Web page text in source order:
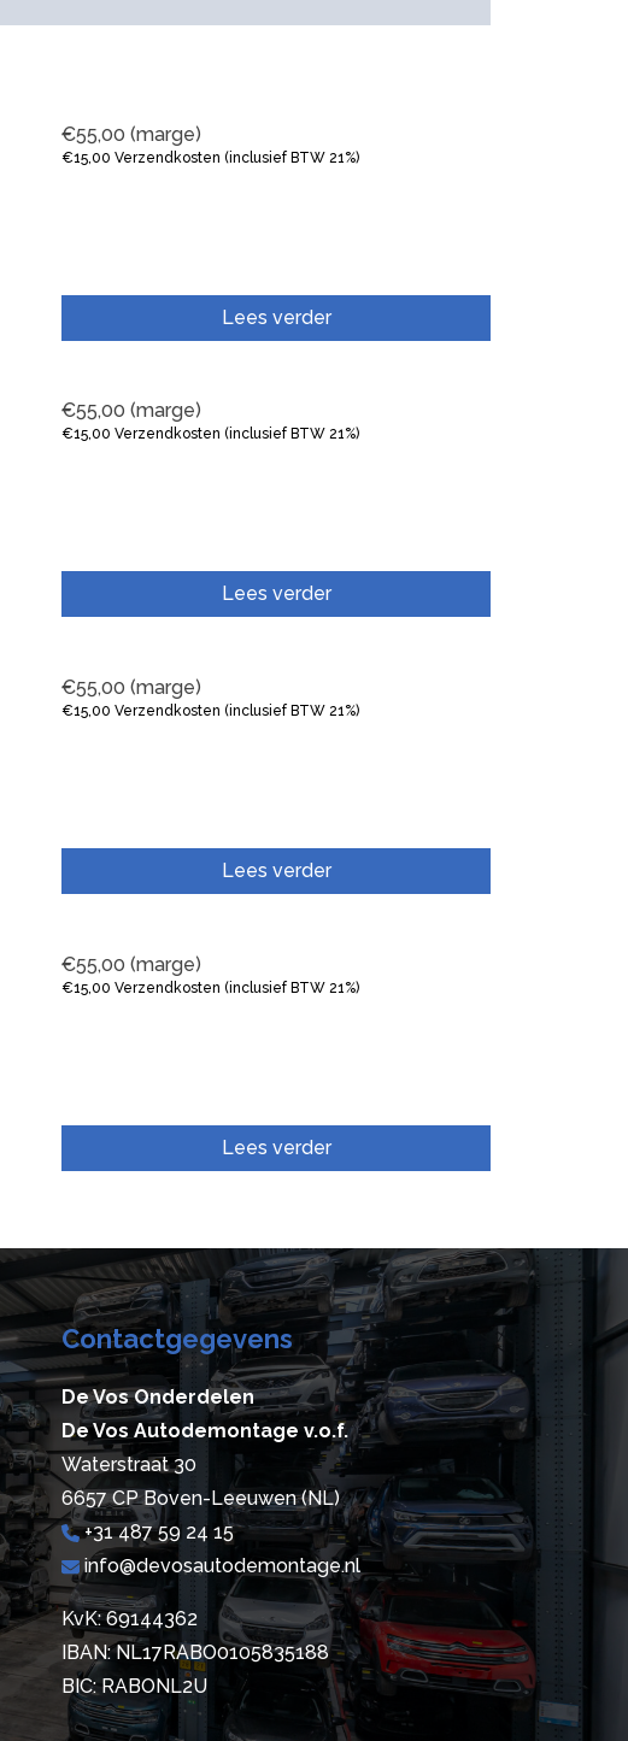
€55,00 (marge)
€15,00 Verzendkosten (inclusief BTW 21%)
Lees verder
€55,00 (marge)
€15,00 Verzendkosten (inclusief BTW 21%)
Lees verder
€55,00 (marge)
€15,00 Verzendkosten (inclusief BTW 21%)
Lees verder
€55,00 (marge)
€15,00 Verzendkosten (inclusief BTW 21%)
Lees verder
Contactgegevens
De Vos Onderdelen
De Vos Autodemontage v.o.f.
Waterstraat 30
6657 CP Boven-Leeuwen (NL)
+31 487 59 24 15
info@devosautodemontage.nl
KvK: 69144362
IBAN: NL17RABO0105835188
BIC: RABONL2U